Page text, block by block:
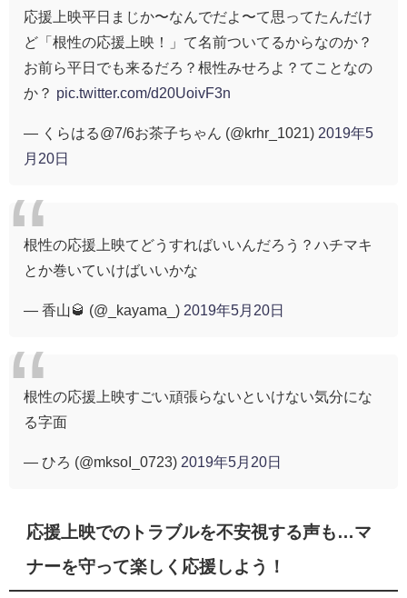
応援上映平日まじか〜なんでだよ〜て思ってたんだけ
ど「根性の応援上映！」て名前ついてるからなのか？
お前ら平日でも来るだろ？根性みせろよ？てことなの
か？ pic.twitter.com/d20UoivF3n
— くらはる@7/6お茶子ちゃん (@krhr_1021) 2019年5
月20日
根性の応援上映てどうすればいいんだろう？ハチマキ
とか巻いていけばいいかな
— 香山🥃 (@_kayama_) 2019年5月20日
根性の応援上映すごい頑張らないといけない気分にな
る字面
— ひろ (@mksoI_0723) 2019年5月20日
応援上映でのトラブルを不安視する声も…マ
ナーを守って楽しく応援しよう！